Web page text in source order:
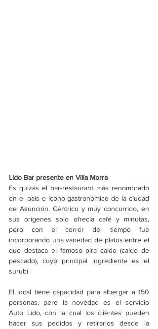
Lido Bar presente en Villa Morra
Es quizás el bar-restaurant más renombrado
en el país e ícono gastronómico de la ciudad
de Asunción. Céntrico y muy concurrido, en
sus orígenes solo ofrecía café y minutas,
pero con el correr del tiempo fue
incorporando una variedad de platos entre el
que destaca el famoso pira caldo (caldo de
pescado), cuyo principal ingrediente es el
surubí.
El local tiene capacidad para albergar a 150
personas, pero la novedad es el servicio
Auto Lido, con la cual los clientes pueden
hacer sus pedidos y retirarlos desde la